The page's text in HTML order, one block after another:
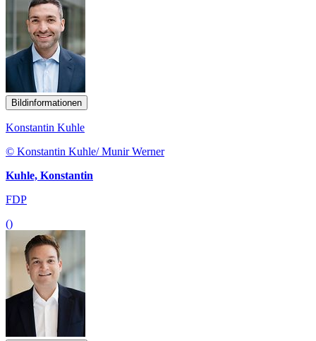
Bildinformationen
Konstantin Kuhle
© Konstantin Kuhle/ Munir Werner
Kuhle, Konstantin
FDP
()